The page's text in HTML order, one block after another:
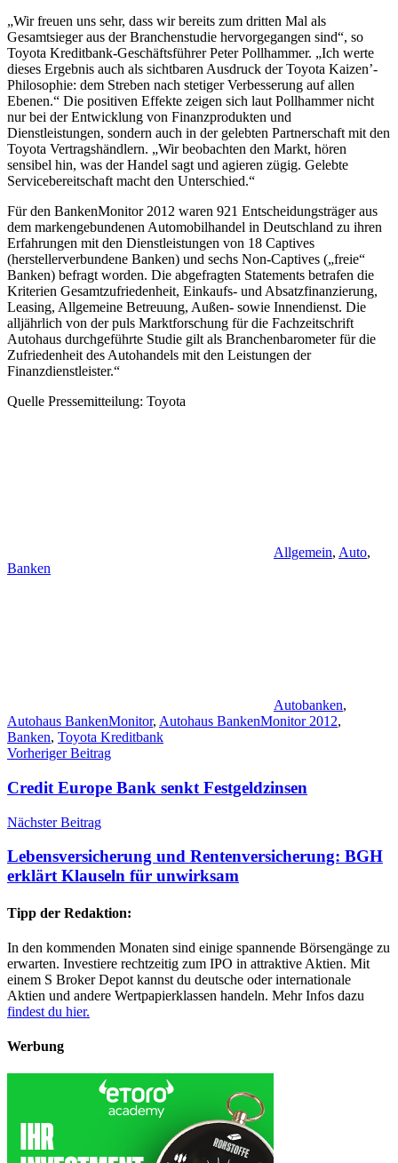
„Wir freuen uns sehr, dass wir bereits zum dritten Mal als
Gesamtsieger aus der Branchenstudie hervorgegangen sind“, so
Toyota Kreditbank-Geschäftsführer Peter Pollhammer. „Ich werte
dieses Ergebnis auch als sichtbaren Ausdruck der Toyota Kaizen’-
Philosophie: dem Streben nach stetiger Verbesserung auf allen
Ebenen.“ Die positiven Effekte zeigen sich laut Pollhammer nicht
nur bei der Entwicklung von Finanzprodukten und
Dienstleistungen, sondern auch in der gelebten Partnerschaft mit den
Toyota Vertragshändlern. „Wir beobachten den Markt, hören
sensibel hin, was der Handel sagt und agieren zügig. Gelebte
Servicebereitschaft macht den Unterschied.“
Für den BankenMonitor 2012 waren 921 Entscheidungsträger aus
dem markengebundenen Automobilhandel in Deutschland zu ihren
Erfahrungen mit den Dienstleistungen von 18 Captives
(herstellerverbundene Banken) und sechs Non-Captives („freie“
Banken) befragt worden. Die abgefragten Statements betrafen die
Kriterien Gesamtzufriedenheit, Einkaufs- und Absatzfinanzierung,
Leasing, Allgemeine Betreuung, Außen- sowie Innendienst. Die
alljährlich von der puls Marktforschung für die Fachzeitschrift
Autohaus durchgeführte Studie gilt als Branchenbarometer für die
Zufriedenheit des Autohandels mit den Leistungen der
Finanzdienstleister.“
Quelle Pressemitteilung: Toyota
Allgemein, Auto,
Banken
Autobanken,
Autohaus BankenMonitor, Autohaus BankenMonitor 2012,
Banken, Toyota Kreditbank
Beitragsnavigation
Vorheriger Beitrag
Credit Europe Bank senkt Festgeldzinsen
Nächster Beitrag
Lebensversicherung und Rentenversicherung: BGH
erklärt Klauseln für unwirksam
Tipp der Redaktion:
In den kommenden Monaten sind einige spannende Börsengänge zu
erwarten. Investiere rechtzeitig zum IPO in attraktive Aktien. Mit
einem S Broker Depot kannst du deutsche oder internationale
Aktien und andere Wertpapierklassen handeln. Mehr Infos dazu
findest du hier.
Werbung